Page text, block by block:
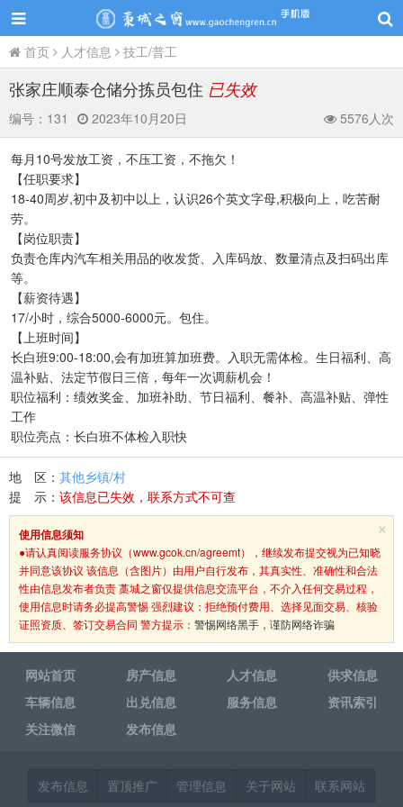
首页 人才信息 技工/普工
张家庄顺泰仓储分拣员包住 已失效
编号： 131 2023年10月20日 5576人次
每月10号发放工资，不压工资，不拖欠！
【任职要求】
18-40周岁,初中及初中以上，认识26个英文字母,积极向上，吃苦耐
劳。
【岗位职责】
负责仓库内汽车相关用品的收发货、入库码放、数量清点及扫码出库
等。
【薪资待遇】
17/小时，综合5000-6000元。包住。
【上班时间】
长白班9:00-18:00,会有加班算加班费。入职无需体检。生日福利、高
温补贴、法定节假日三倍，每年一次调薪机会！
职位福利：绩效奖金、加班补助、节日福利、餐补、高温补贴、弹性
工作
职位亮点：长白班不体检入职快
地 区： 其他乡镇/村
提 示： 该信息已失效，联系方式不可查
×
使用信息须知
●请认真阅读服务协议（www.gcok.cn/agreemt），继续发布提交视为已知晓
并同意该协议 该信息（含图片）由用户自行发布，其真实性、准确性和合法
性由信息发布者负责 藁城之窗仅提供信息交流平台，不介入任何交易过程，
使用信息时请务必提高警惕 强烈建议：拒绝预付费用、选择见面交易、核验
证照资质、签订交易合同 警方提示： 警惕网络黑手，谨防网络诈骗
网站首页 房产信息 人才信息
供求信息
车辆信息
出兑信息 服务信息
资讯索引
关注微信
发布信息
发布信息 置顶推广 管理信息 关于网站 联系网站